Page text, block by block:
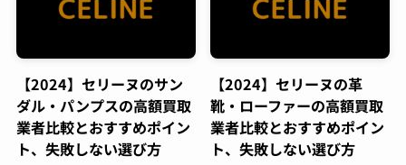
【2024】セリーヌのサン
ダル・パンプスの高額買取
業者比較とおすすめポイン
ト、失敗しない選び方
【2024】セリーヌの革
靴・ローファーの高額買取
業者比較とおすすめポイン
ト、失敗しない選び方